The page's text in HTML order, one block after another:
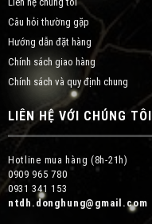
Câu hỏi thường gặp
Hướng dẫn đặt hàng
Chính sách giao hàng
Chính sách và quy định chung
LIÊN HỆ VỚI CHÚNG TÔI
Hotline mua hàng (8h-21h)
0909 965 780
0931 341 153
ntdh.donghung@gmail.com